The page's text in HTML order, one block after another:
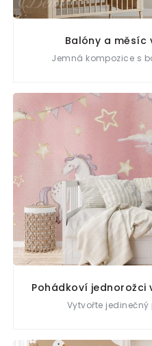
Balóny a měsíc
Jemná kompozice s
Pohádkoví
Vytvořte